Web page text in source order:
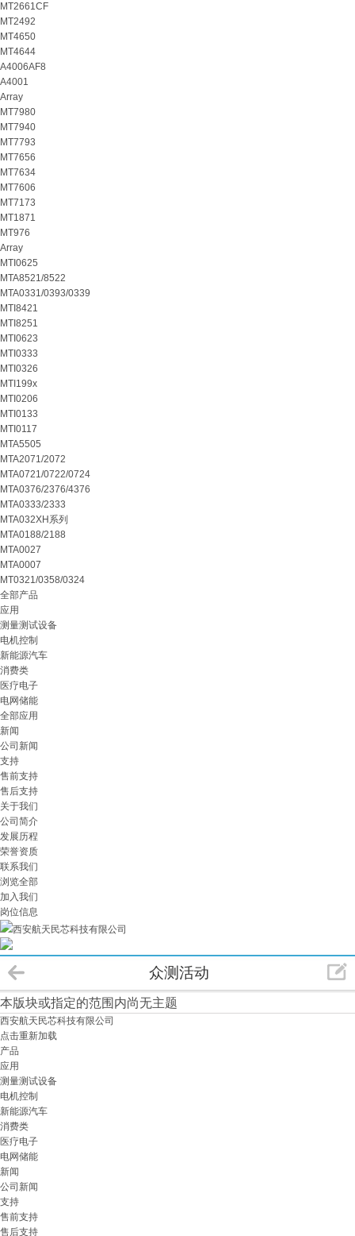
MT2661CF
MT2492
MT4650
MT4644
A4006AF8
A4001
Array
MT7980
MT7940
MT7793
MT7656
MT7634
MT7606
MT7173
MT1871
MT976
Array
MTI0625
MTA8521/8522
MTA0331/0393/0339
MTI8421
MTI8251
MTI0623
MTI0333
MTI0326
MTI199x
MTI0206
MTI0133
MTI0117
MTA5505
MTA2071/2072
MTA0721/0722/0724
MTA0376/2376/4376
MTA0333/2333
MTA032XH系列
MTA0188/2188
MTA0027
MTA0007
MT0321/0358/0324
全部产品
应用
测量测试设备
电机控制
新能源汽车
消费类
医疗电子
电网储能
全部应用
新闻
公司新闻
支持
售前支持
售后支持
关于我们
公司简介
发展历程
荣誉资质
联系我们
浏览全部
加入我们
岗位信息
西安航天民芯科技有限公司
众测活动
本版块或指定的范围内尚无主题
西安航天民芯科技有限公司
点击重新加载
产品
应用
测量测试设备
电机控制
新能源汽车
消费类
医疗电子
电网储能
新闻
公司新闻
支持
售前支持
售后支持